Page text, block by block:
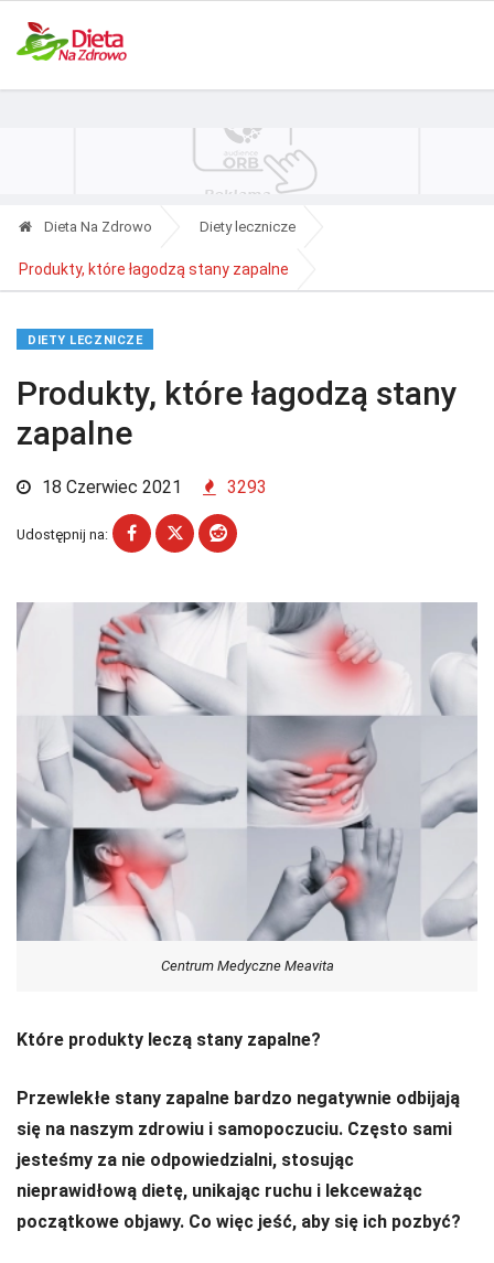
Dieta Na Zdrowo Diety lecznicze
Produkty, które łagodzą stany zapalne
DIETY LECZNICZE
Produkty, które łagodzą stany
zapalne
18 Czerwiec 2021 3293
Udostępnij na:
Centrum Medyczne Meavita
Które produkty leczą stany zapalne?
Przewlekłe stany zapalne bardzo negatywnie odbijają
się na naszym zdrowiu i samopoczuciu. Często sami
jesteśmy za nie odpowiedzialni, stosując
nieprawidłową dietę, unikając ruchu i lekceważąc
początkowe objawy. Co więc jeść, aby się ich pozbyć?